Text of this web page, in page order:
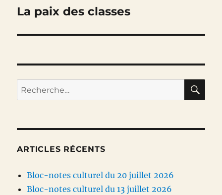
Publication
La paix des classes
Recherche
pour :
ARTICLES RÉCENTS
Bloc-notes culturel du 20 juillet 2026
Bloc-notes culturel du 13 juillet 2026